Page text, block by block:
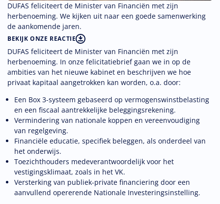
DUFAS feliciteert de Minister van Financiën met zijn
herbenoeming. We kijken uit naar een goede samenwerking
de aankomende jaren.
BEKIJK ONZE REACTIE
DUFAS feliciteert de Minister van Financiën met zijn
herbenoeming. In onze felicitatiebrief gaan we in op de
ambities van het nieuwe kabinet en beschrijven we hoe
privaat kapitaal aangetrokken kan worden, o.a. door:
Een Box 3-systeem gebaseerd op vermogenswinstbelasting
en een fiscaal aantrekkelijke beleggingsrekening.
Vermindering van nationale koppen en vereenvoudiging
van regelgeving.
Financiële educatie, specifiek beleggen, als onderdeel van
het onderwijs.
Toezichthouders medeverantwoordelijk voor het
vestigingsklimaat, zoals in het VK.
Versterking van publiek-private financiering door een
aanvullend opererende Nationale Investeringsinstelling.